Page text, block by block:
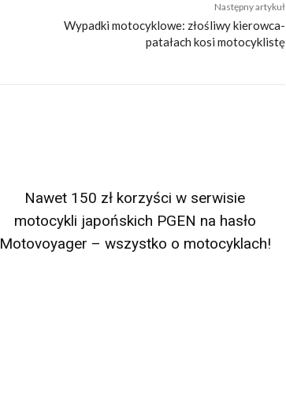
Następny artykuł
Wypadki motocyklowe: złośliwy kierowca-
patałach kosi motocyklistę
Nawet 150 zł korzyści w serwisie
motocykli japońskich PGEN na hasło
Motovoyager – wszystko o motocyklach!